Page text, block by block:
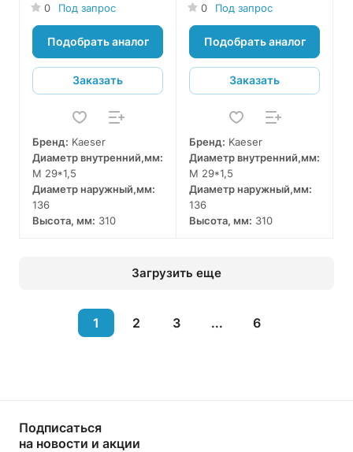
0 Под запрос
Подобрать аналог
Заказать
Бренд: Kaeser
Диаметр внутренний,мм:
M 29*1,5
Диаметр наружный,мм:
136
Высота, мм: 310
0 Под запрос
Подобрать аналог
Заказать
Бренд: Kaeser
Диаметр внутренний,мм:
M 29*1,5
Диаметр наружный,мм:
136
Высота, мм: 310
Загрузить еще
1 2 3 ... 6
Подписаться
на новости и акции